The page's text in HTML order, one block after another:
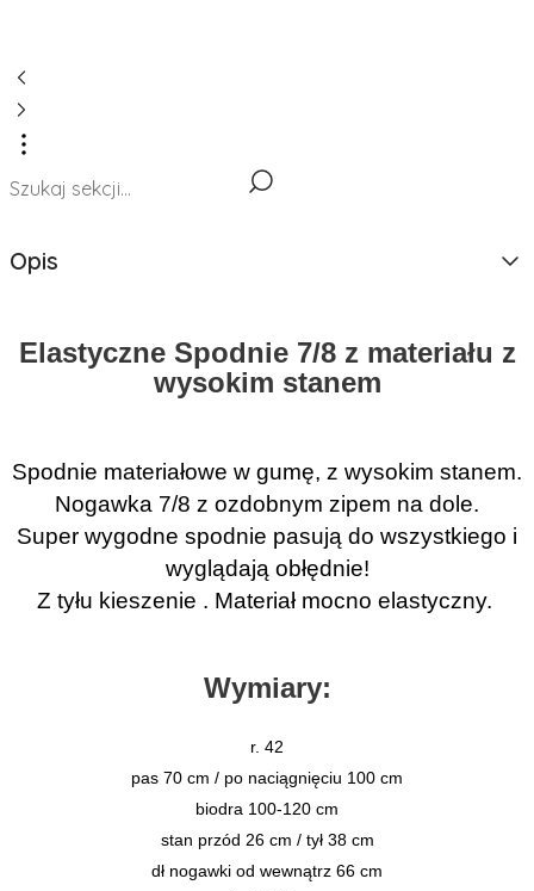
Opis
Elastyczne Spodnie 7/8 z materiału z
wysokim stanem
Spodnie materiałowe w gumę, z wysokim stanem.
Nogawka 7/8 z ozdobnym zipem na dole.
Super wygodne spodnie pasują do wszystkiego i
wyglądają obłędnie!
Z tyłu kieszenie . Materiał mocno elastyczny.
Wymiary:
r. 42
pas 70 cm / po naciągnięciu 100 cm
biodra 100-120 cm
stan przód 26 cm / tył 38 cm
dł nogawki od wewnątrz 66 cm